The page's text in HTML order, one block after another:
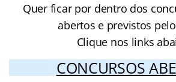
Quer ficar por dentro dos
abertos e previstos
Clique nos links
CONCURSOS